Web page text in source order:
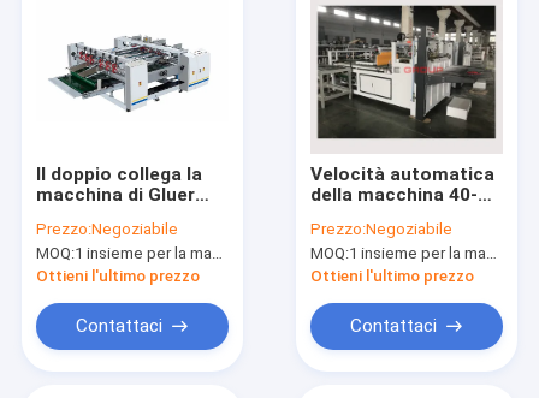
Il doppio collega la
macchina di Gluer
fabbricazione dei
contenitori di
cartone
Prezzo:Negoziabile
MOQ:1 insieme per la macchina di Gluer della cartella
Ottieni l'ultimo prezzo
Contattaci
Velocità automatica
della macchina 40-
della cartella dei
semi per industria
dell'imballaggio di
Prezzo:Negoziabile
MOQ:1 insieme per la macchina di Gluer della cartella
Ottieni l'ultimo prezzo
Contattaci